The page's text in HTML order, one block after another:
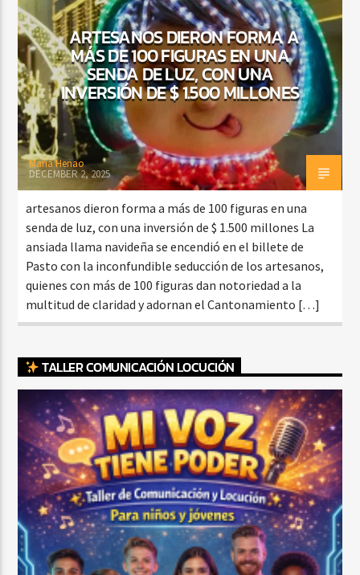
CURRENT SHOW
FIESTA DJ MIX
9:00 PM 12:00 AM
ARTESANOS DIERON FORMA A
MÁS DE 100 FIGURAS EN UNA
SENDA DE LUZ, CON UNA
INVERSIÓN DE $ 1.500 MILLONES
Maria Henao
DECEMBER 2, 2025
artesanos dieron forma a más de 100 figuras en una
senda de luz, con una inversión de $ 1.500 millones La
ansiada llama navideña se encendió en el billete de
Pasto con la inconfundible seducción de los artesanos,
quienes con más de 100 figuras dan notoriedad a la
multitud de claridad y adornan el Cantonamiento […]
TALLER COMUNICACIÓN LOCUCIÓN